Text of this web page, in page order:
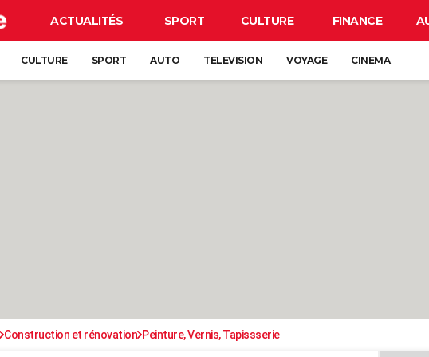
ACTUALITÉS SPORT CULTURE FINANCE
CULTURE SPORT AUTO TELEVISION VOYAGE CINEMA
Construction et rénovation Peinture, Vernis, Tapissserie